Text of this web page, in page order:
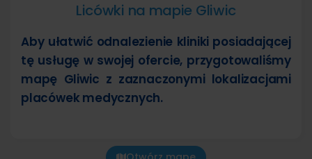
Licówki na mapie Gliwic
Aby ułatwić odnalezienie kliniki posiadającej
tę usługę w swojej ofercie, przygotowaliśmy
mapę Gliwic z zaznaczonymi lokalizacjami
placówek medycznych.